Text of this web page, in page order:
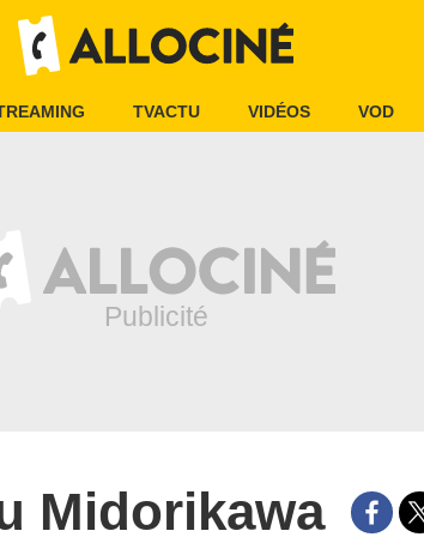
TVACTU VIDÉOS VOD
Midorikawa